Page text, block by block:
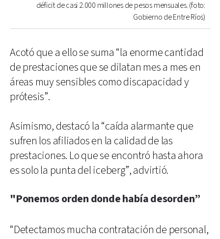
déficit de casi 2.000 millones de pesos mensuales. (foto:
Gobierno de Entre Ríos)
Acotó que a ello se suma “la enorme cantidad
de prestaciones que se dilatan mes a mes en
áreas muy sensibles como discapacidad y
prótesis”.
Asimismo, destacó la “caída alarmante que
sufren los afiliados en la calidad de las
prestaciones. Lo que se encontró hasta ahora
es solo la punta del iceberg”, advirtió.
"Ponemos orden donde había desorden”
“Detectamos mucha contratación de personal,